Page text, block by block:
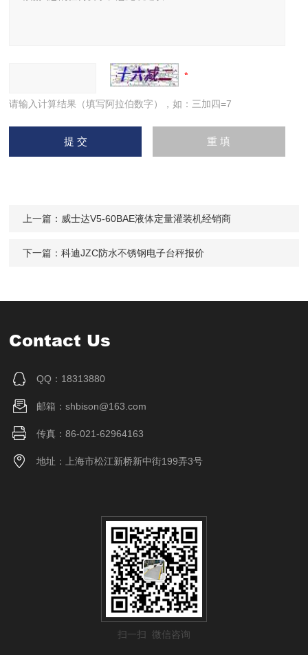
请输入计算结果（填写阿拉伯数字），如：三加四=7
上一篇： 威士达V5-60BAE液体定量灌装机经销商
下一篇：科迪JZC防水不锈钢电子台秤报价
Contact Us
QQ：18313880
邮箱：shbison@163.com
传真：86-021-62964163
地址：上海市松江新桥新中街199弄3号
扫一扫 微信咨询